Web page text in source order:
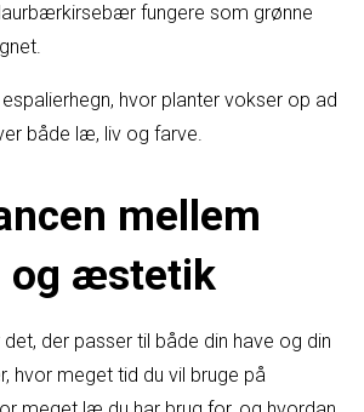
fungere som grønne
hvor planter vokser op ad
både læ, liv og farve.
mellem
og æstetik
der passer til både din have og din
hvor meget tid du vil bruge på